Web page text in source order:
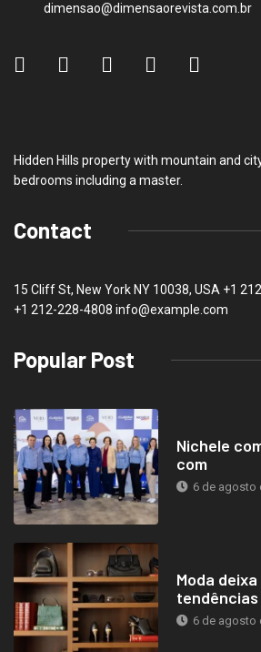
dimensao@dimensaorevista.com.br
Hidden Hills property with mountain and
bedrooms including a master.
Contact
15 Cliff St, New York NY 10038, USA +1
+1 212-228-4808 info@example.com
Popular Post
Nichele
com
6 de agosto
Moda
tendências
6 de agosto